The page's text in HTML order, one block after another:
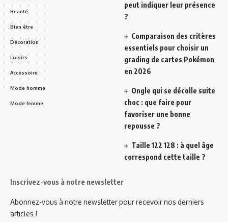
Beauté
Bien être
Décoration
Loisirs
Accessoire
Mode homme
Mode femme
peut indiquer leur présence
?
Comparaison des critères
essentiels pour choisir un
grading de cartes Pokémon
en 2026
Ongle qui se décolle suite
choc : que faire pour
favoriser une bonne
repousse ?
Taille 122 128 : à quel âge
correspond cette taille ?
Inscrivez-vous à notre newsletter
Abonnez-vous à notre newsletter pour recevoir nos derniers
articles !